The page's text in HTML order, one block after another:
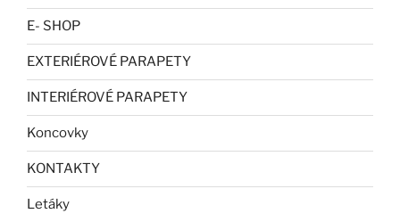
E- SHOP
EXTERIÉROVÉ PARAPETY
INTERIÉROVÉ PARAPETY
Koncovky
KONTAKTY
Letáky